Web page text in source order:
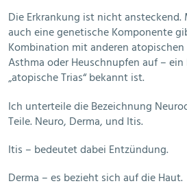
Die Erkrankung ist nicht ansteckend.
auch eine genetische Komponente
Kombination mit anderen
Asthma oder Heuschnupfen auf – ein
„atopische Trias“ bekannt ist.
Ich unterteile die Bezeichnung
Teile. Neuro, Derma, und Itis.
Itis – bedeutet dabei Entzündung.
Derma – es bezieht sich auf die Haut.